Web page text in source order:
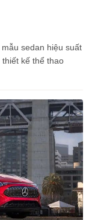
sedan hiệu suất
kế thể thao